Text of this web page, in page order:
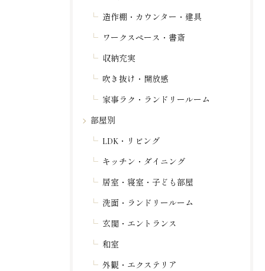
造作棚・カウンター・建具
ワークスペース・書斎
収納充実
吹き抜け・開放感
家事ラク・ランドリールーム
部屋別
LDK・リビング
キッチン・ダイニング
居室・寝室・子ども部屋
洗面・ランドリールーム
玄関・エントランス
和室
外観・エクステリア